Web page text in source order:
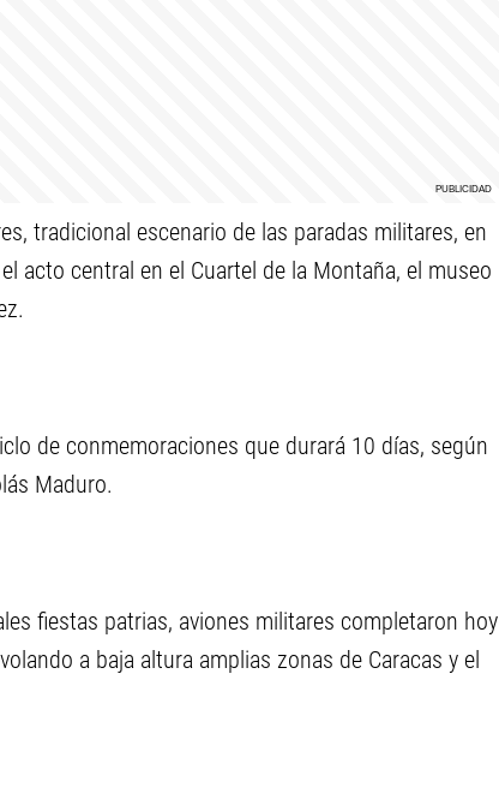
tradicional escenario de las paradas militares, en
acto central en el Cuartel de la Montaña, el museo
de conmemoraciones que durará 10 días, según
Maduro.
fiestas patrias, aviones militares completaron hoy
a baja altura amplias zonas de Caracas y el